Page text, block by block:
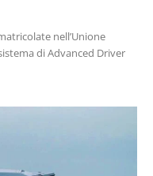
nell’Unione
di Advanced Driver